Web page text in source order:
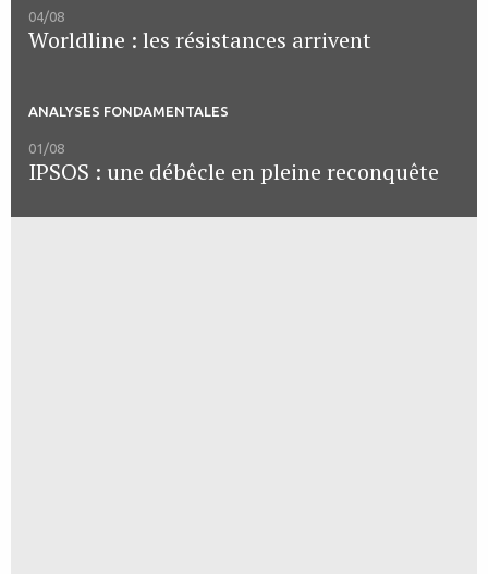
04/08
Worldline : les résistances arrivent
ANALYSES FONDAMENTALES
01/08
IPSOS : une débêcle en pleine reconquête